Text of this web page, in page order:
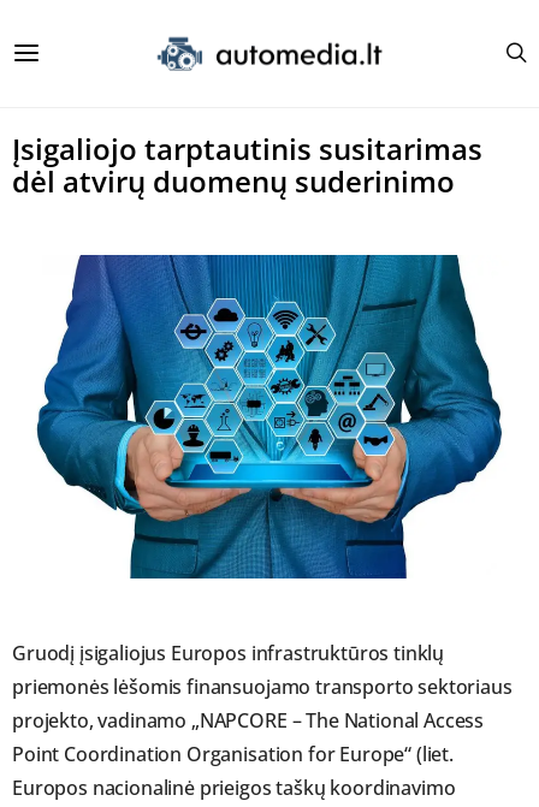
Įsigaliojo tarptautinis susitarimas
dėl atvirų duomenų suderinimo
Gruodį įsigaliojus Europos infrastruktūros tinklų
priemonės lėšomis finansuojamo transporto sektoriaus
projekto, vadinamo „NAPCORE – The National Access
Point Coordination Organisation for Europe“ (liet.
Europos nacionalinė prieigos taškų koordinavimo